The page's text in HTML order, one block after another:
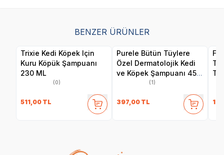
BENZER ÜRÜNLER
Trixie Kedi Köpek Için
Kuru Köpük Şampuanı
230 ML
(0)
511,00 TL
Purele Bütün Tüylere
Özel Dermatolojik Kedi
ve Köpek Şampuanı 450
(1)
397,00 TL